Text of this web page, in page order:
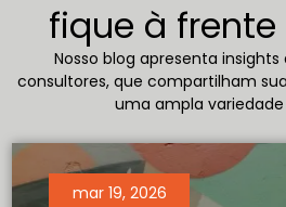
fique à frente
Nosso blog apresenta
consultores, que compartilham
uma ampla
mar 19, 2026